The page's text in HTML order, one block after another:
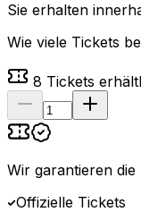
Sie erhalten
Wie viele Tickets
8 Tickets
Wir garantieren
Offizielle Tickets